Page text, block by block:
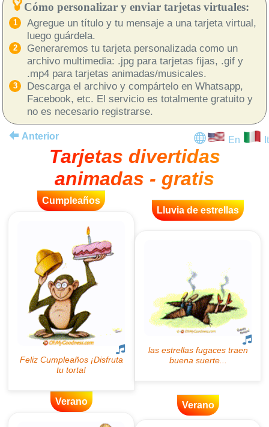
Cómo personalizar y enviar tarjetas virtuales:
Agregue un título y tu mensaje a una tarjeta virtual,
luego guárdela.
Generaremos tu tarjeta personalizada como un
archivo multimedia: .jpg para tarjetas fijas, .gif y
.mp4 para tarjetas animadas/musicales.
Descarga el archivo y compártelo en Whatsapp,
Facebook, etc. El servicio es totalmente gratuito y
no es necesario registrarse.
Anterior En It
Tarjetas divertidas
animadas - gratis
Cumpleaños
Lluvia de estrellas
Verano Verano